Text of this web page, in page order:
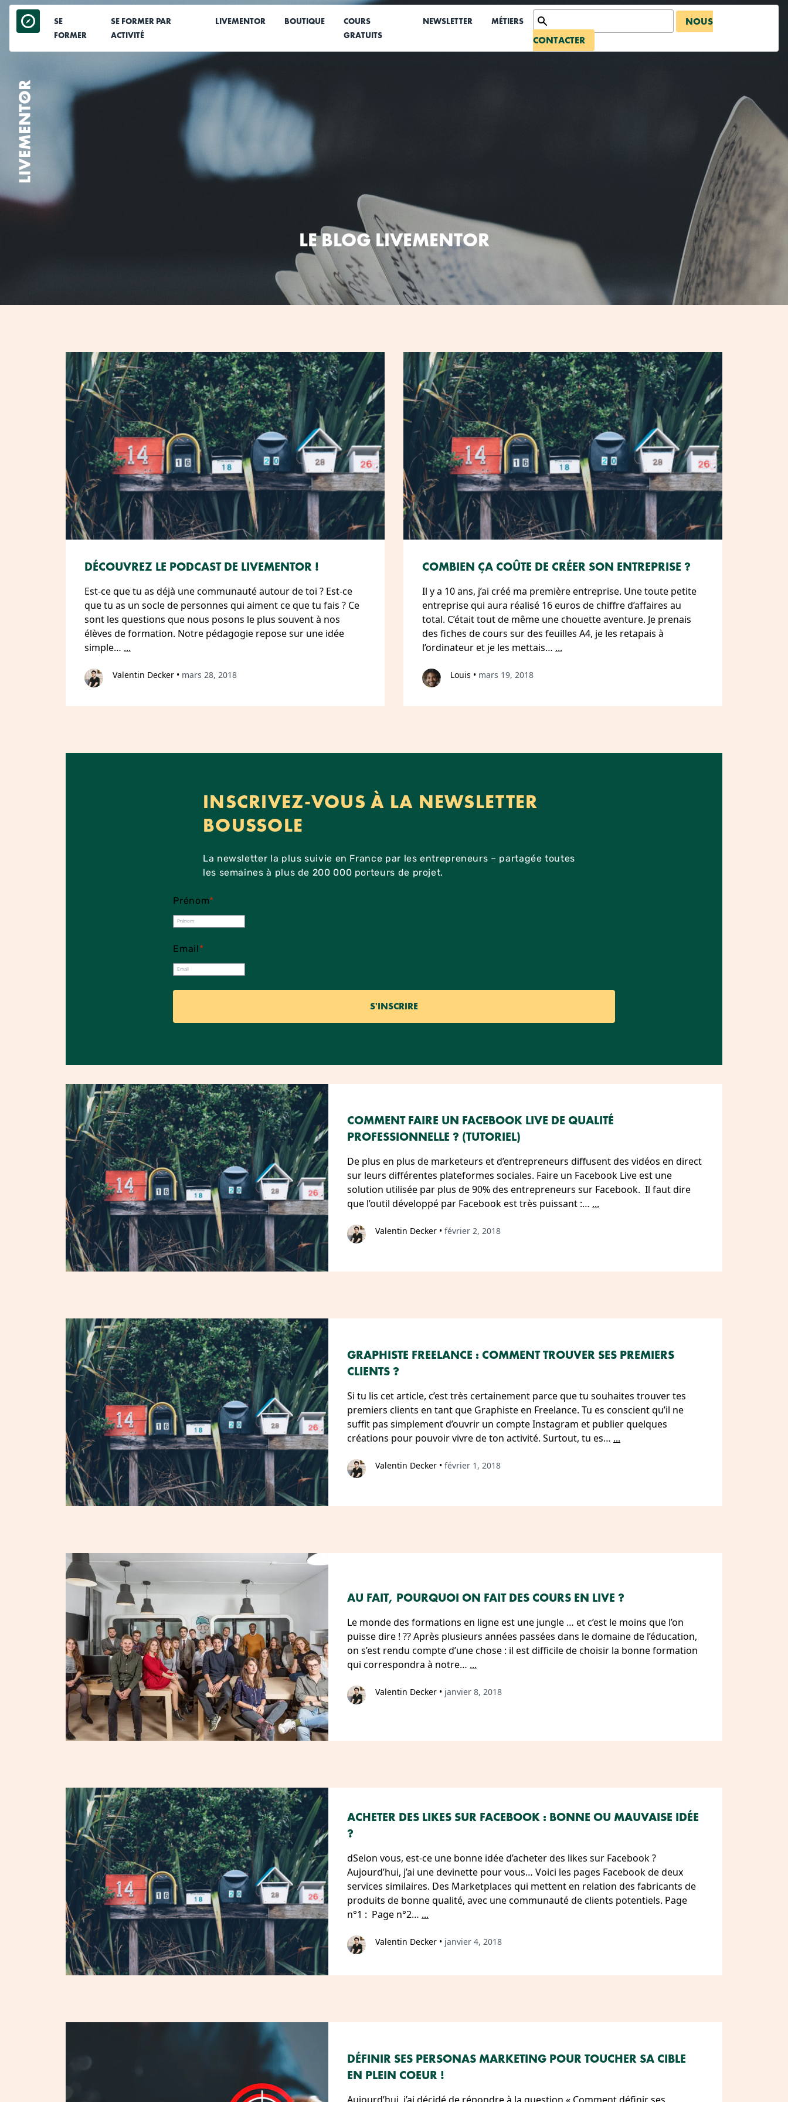
Aller
contenu
SE
FORMER
SE FORMER PAR
ACTIVITÉ
LIVEMENTOR BOUTIQUE
COURS
GRATUITS
NEWSLETTER MÉTIERS
NOUS
CONTACTER
LE BLOG LIVEMENTOR
DÉCOUVREZ LE PODCAST DE LIVEMENTOR !
Est-ce que tu as déjà une communauté autour de toi ? Est-ce
que tu as un socle de personnes qui aiment ce que tu fais ? Ce
sont les questions que nous posons le plus souvent à nos
élèves de formation. Notre pédagogie repose sur une idée
simple… ...
Valentin Decker • mars 28, 2018
COMBIEN ÇA COÛTE DE CRÉER SON ENTREPRISE ?
Il y a 10 ans, j’ai créé ma première entreprise. Une toute petite
entreprise qui aura réalisé 16 euros de chiffre d’affaires au
total. C’était tout de même une chouette aventure. Je prenais
des fiches de cours sur des feuilles A4, je les retapais à
l’ordinateur et je les mettais… ...
Louis • mars 19, 2018
INSCRIVEZ-VOUS À LA NEWSLETTER
BOUSSOLE
La newsletter la plus suivie en France par les entrepreneurs – partagée toutes
les semaines à plus de 200 000 porteurs de projet.
Prénom*
Email*
COMMENT FAIRE UN FACEBOOK LIVE DE QUALITÉ
PROFESSIONNELLE ? (TUTORIEL)
De plus en plus de marketeurs et d’entrepreneurs diffusent des vidéos en direct
sur leurs différentes plateformes sociales. Faire un Facebook Live est une
solution utilisée par plus de 90% des entrepreneurs sur Facebook. Il faut dire
que l’outil développé par Facebook est très puissant :… ...
Valentin Decker • février 2, 2018
GRAPHISTE FREELANCE : COMMENT TROUVER SES PREMIERS
CLIENTS ?
Si tu lis cet article, c’est très certainement parce que tu souhaites trouver tes
premiers clients en tant que Graphiste en Freelance. Tu es conscient qu’il ne
suffit pas simplement d’ouvrir un compte Instagram et publier quelques
créations pour pouvoir vivre de ton activité. Surtout, tu es… ...
Valentin Decker • février 1, 2018
AU FAIT, POURQUOI ON FAIT DES COURS EN LIVE ?
Le monde des formations en ligne est une jungle … et c’est le moins que l’on
puisse dire ! ?? Après plusieurs années passées dans le domaine de l’éducation,
on s’est rendu compte d’une chose : il est difficile de choisir la bonne formation
qui correspondra à notre… ...
Valentin Decker • janvier 8, 2018
ACHETER DES LIKES SUR FACEBOOK : BONNE OU MAUVAISE IDÉE
?
dSelon vous, est-ce une bonne idée d’acheter des likes sur Facebook ?
Aujourd’hui, j’ai une devinette pour vous… Voici les pages Facebook de deux
services similaires. Des Marketplaces qui mettent en relation des fabricants de
produits de bonne qualité, avec une communauté de clients potentiels. Page
n°1 : Page n°2… ...
Valentin Decker • janvier 4, 2018
DÉFINIR SES PERSONAS MARKETING POUR TOUCHER SA CIBLE
EN PLEIN COEUR !